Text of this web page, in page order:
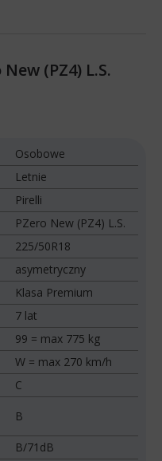
(PZ4) L.S.
Osobowe
Letnie
Pirelli
PZero New (PZ4) L.S.
225/50R18
asymetryczny
Klasa Premium
7 lat
99 = max 775 kg
W = max 270 km/h
C
B
B/71dB